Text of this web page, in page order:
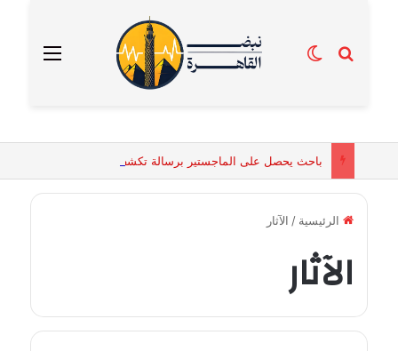
القائمة بحث عنالوضع المظلم
الرئيسية / الآثار
الآثار